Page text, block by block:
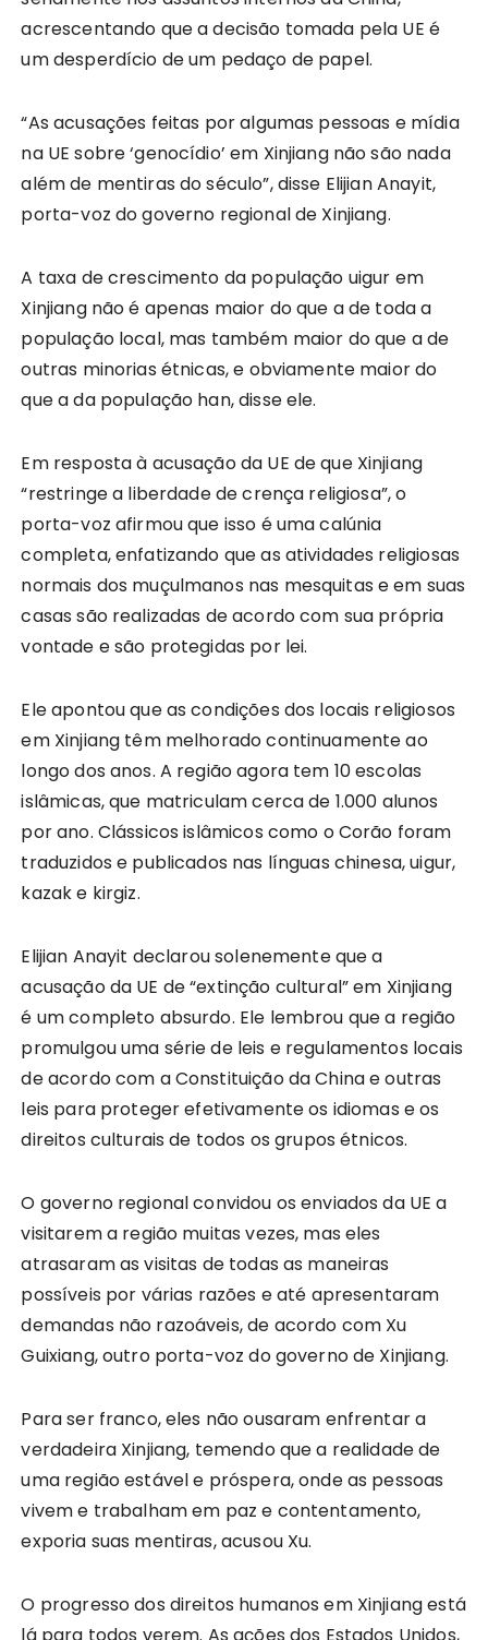
acrescentando que a decisão tomada pela UE é
um desperdício de um pedaço de papel.
“As acusações feitas por algumas pessoas e mídia
na UE sobre ‘genocídio’ em Xinjiang não são nada
além de mentiras do século”, disse Elijian Anayit,
porta-voz do governo regional de Xinjiang.
A taxa de crescimento da população uigur em
Xinjiang não é apenas maior do que a de toda a
população local, mas também maior do que a de
outras minorias étnicas, e obviamente maior do
que a da população han, disse ele.
Em resposta à acusação da UE de que Xinjiang
“restringe a liberdade de crença religiosa”, o
porta-voz afirmou que isso é uma calúnia
completa, enfatizando que as atividades religiosas
normais dos muçulmanos nas mesquitas e em suas
casas são realizadas de acordo com sua própria
vontade e são protegidas por lei.
Ele apontou que as condições dos locais religiosos
em Xinjiang têm melhorado continuamente ao
longo dos anos. A região agora tem 10 escolas
islâmicas, que matriculam cerca de 1.000 alunos
por ano. Clássicos islâmicos como o Corão foram
traduzidos e publicados nas línguas chinesa, uigur,
kazak e kirgiz.
Elijian Anayit declarou solenemente que a
acusação da UE de “extinção cultural” em Xinjiang
é um completo absurdo. Ele lembrou que a região
promulgou uma série de leis e regulamentos locais
de acordo com a Constituição da China e outras
leis para proteger efetivamente os idiomas e os
direitos culturais de todos os grupos étnicos.
O governo regional convidou os enviados da UE a
visitarem a região muitas vezes, mas eles
atrasaram as visitas de todas as maneiras
possíveis por várias razões e até apresentaram
demandas não razoáveis, de acordo com Xu
Guixiang, outro porta-voz do governo de Xinjiang.
Para ser franco, eles não ousaram enfrentar a
verdadeira Xinjiang, temendo que a realidade de
uma região estável e próspera, onde as pessoas
vivem e trabalham em paz e contentamento,
exporia suas mentiras, acusou Xu.
O progresso dos direitos humanos em Xinjiang está
lá para todos verem. As ações dos Estados Unidos,